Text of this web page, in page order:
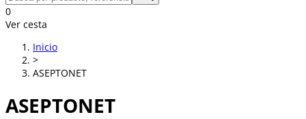
0
Ver cesta
Inicio
>
ASEPTONET
ASEPTONET